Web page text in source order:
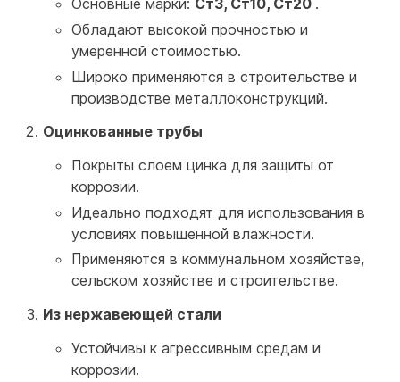
Основные марки: Ст3, Ст10, Ст20 .
Обладают высокой прочностью и
умеренной стоимостью.
Широко применяются в строительстве и
производстве металлоконструкций.
Оцинкованные трубы
Покрыты слоем цинка для защиты от
коррозии.
Идеально подходят для использования в
условиях повышенной влажности.
Применяются в коммунальном хозяйстве,
сельском хозяйстве и строительстве.
Из нержавеющей стали
Устойчивы к агрессивным средам и
коррозии.